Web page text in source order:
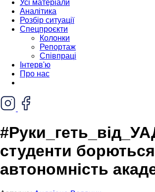
Усі матеріали
Аналітика
Розбір ситуації
Спецпроєкти
Колонки
Репортаж
Співпраці
Інтерв'ю
Про нас
студенти
автономність